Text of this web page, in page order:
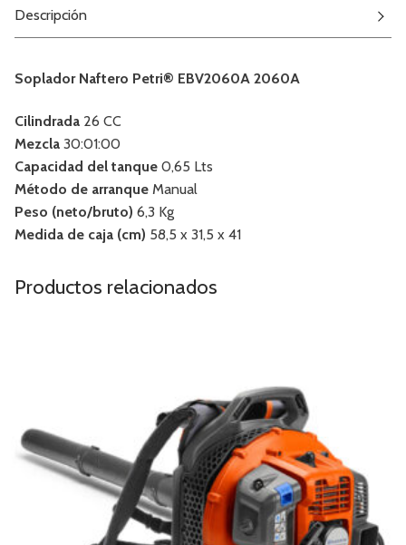
Descripción
Soplador Naftero Petri® EBV2060A 2060A
Cilindrada 26 CC
Mezcla 30:01:00
Capacidad del tanque 0,65 Lts
Método de arranque Manual
Peso (neto/bruto) 6,3 Kg
Medida de caja (cm) 58,5 x 31,5 x 41
Productos relacionados